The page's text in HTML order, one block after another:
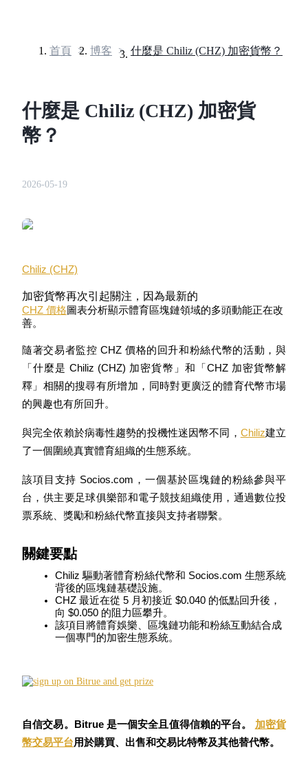
幣本位永續
美股、外匯、貴金屬及大宗商品衍生性商品
USDC永續
首頁 > 博客 > 什麼是 Chiliz (CHZ) 加密貨幣？
什麼是 Chiliz (CHZ) 加密貨
幣？
2026-05-19
Chiliz (CHZ)
加密貨幣再次引起關注，因為最新的
CHZ 價格圖表分析顯示體育區塊鏈領域的多頭動能正在改
善。
隨著交易者監控 CHZ 價格的回升和粉絲代幣的活動，與
「什麼是 Chiliz (CHZ) 加密貨幣」和「CHZ 加密貨幣解
釋」相關的搜尋有所增加，同時對更廣泛的體育代幣市場
的興趣也有所回升。
與完全依賴於病毒性趨勢的投機性迷因幣不同， Chiliz建立
了一個圍繞真實體育組織的生態系統。
該項目支持 Socios.com，一個基於區塊鏈的粉絲參與平
台，供主要足球俱樂部和電子競技組織使用，通過數位投
票系統、獎勵和粉絲代幣直接與支持者聯繫。
關鍵要點
Chiliz 驅動著體育粉絲代幣和 Socios.com 生態系統
背後的區塊鏈基礎設施。
CHZ 最近在從 5 月初接近 $0.040 的低點回升後，
向 $0.050 的阻力區攀升。
該項目將體育娛樂、區塊鏈功能和粉絲互動結合成
一個專門的加密生態系統。
自信交易。Bitrue 是一個安全且值得信賴的平台。
加密貨
幣交易平台用於購買、出售和交易比特幣及其他替代幣。